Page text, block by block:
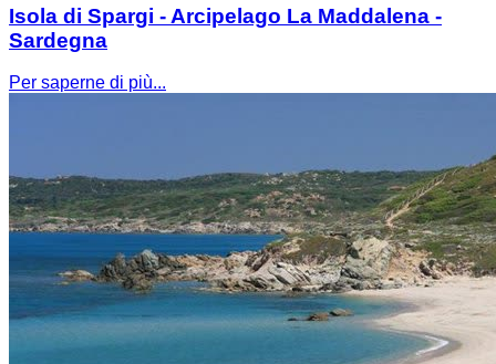
Isola di Spargi - Arcipelago La Maddalena -
Sardegna
Per saperne di più...